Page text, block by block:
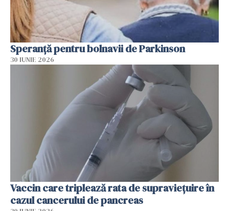
Speranță pentru bolnavii de Parkinson
30 IUNIE 2026
Vaccin care triplează rata de supraviețuire în
cazul cancerului de pancreas